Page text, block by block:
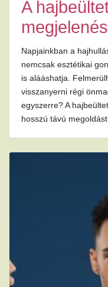
A
Napjainkban a
nemcsak esztétikai
is alááshatja.
visszanyerni régi
egyszerre? A
hosszú távú megoldást.